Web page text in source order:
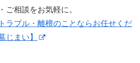
ご相談をお気軽に。
ラブル・離檀のことならお任せくだ
じまい】